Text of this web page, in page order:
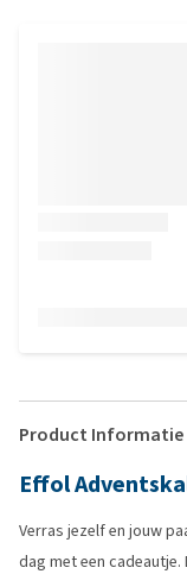
Product Informatie
Effol
Verras jezelf en jouw
dag met een